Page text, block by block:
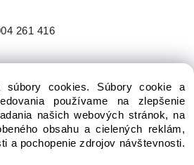
261 416
súbory cookies. Súbory cookie a
používame na zlepšenie
našich webových stránok, na
obsahu a cielených reklám,
a pochopenie zdrojov návštevnosti.